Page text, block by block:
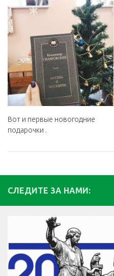
Вот и первые новогодние
подарочки ️.
СЛЕДИТЕ ЗА НАМИ: